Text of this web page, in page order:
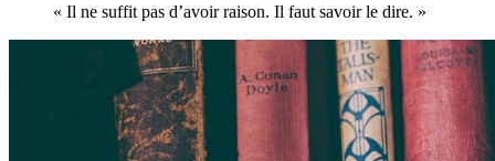
« Il ne suffit pas d’avoir raison. Il faut savoir le dire. »